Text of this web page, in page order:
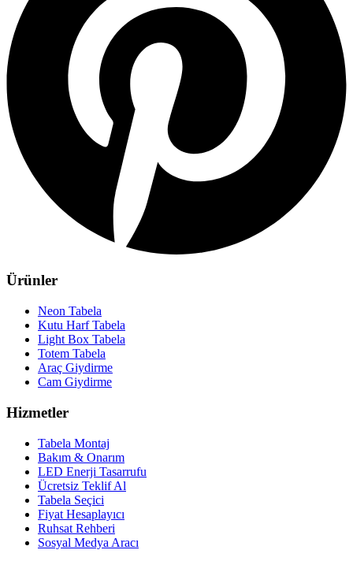
Ürünler
Neon Tabela
Kutu Harf Tabela
Light Box Tabela
Totem Tabela
Araç Giydirme
Cam Giydirme
Hizmetler
Tabela Montaj
Bakım & Onarım
LED Enerji Tasarrufu
Ücretsiz Teklif Al
Tabela Seçici
Fiyat Hesaplayıcı
Ruhsat Rehberi
Sosyal Medya Aracı